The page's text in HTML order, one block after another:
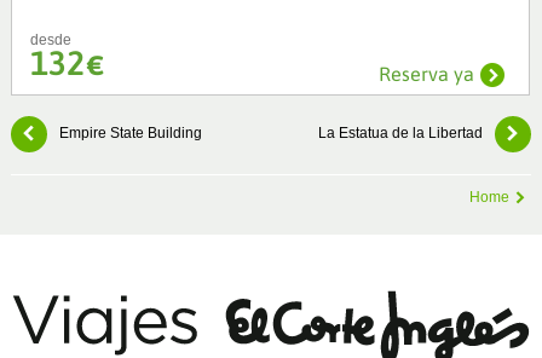
desde
132€ Reserva ya
Empire State Building La Estatua de la Libertad
Home